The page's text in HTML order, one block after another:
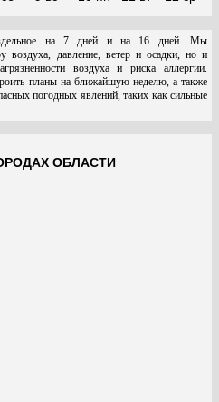
на 7 дней и на 16 дней. Мы
воздуха, давление, ветер и осадки, но и
воздуха и риска аллергии.
планы на ближайшую неделю, а также
погодных явлений, таких как сильные
ОБЛАСТИ